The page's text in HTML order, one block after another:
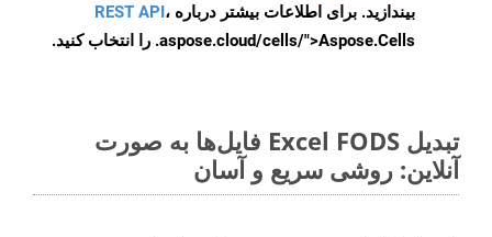
بیندازید. برای اطلاعات بیشتر درباره REST API،
.aspose.cloud/cells/">Aspose.Cells را انتخاب کنید.
تبدیل Excel FODS فایل‌ها به صورت
آنلاین: روشی سریع و آسان